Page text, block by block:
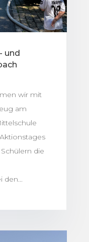
und
wir mit
am
die
den...